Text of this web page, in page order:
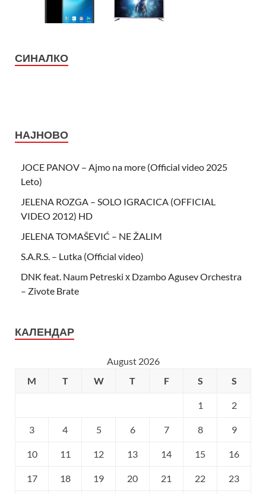
СИНАЛКО
НАЈНОВО
JOCE PANOV – Ajmo na more (Official video 2025
Leto)
JELENA ROZGA – SOLO IGRACICA (OFFICIAL
VIDEO 2012) HD
JELENA TOMAŠEVIĆ – NE ŽALIM
S.A.R.S. – Lutka (Official video)
DNK feat. Naum Petreski х Dzambo Agusev Orchestra
– Zivote Brate
КАЛЕНДАР
August 2026
M
T W T F S S
1 2
3 4 5 6 7 8 9
10 11 12 13 14 15 16
17 18 19 20 21 22 23